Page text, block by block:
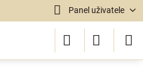
Panel uživatele